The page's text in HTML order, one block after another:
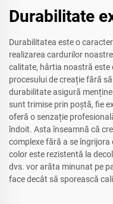
Durabilitate
Durabilitatea este o
realizarea cardurilor
calitate, hârtia noastră este
procesului de creație fără
durabilitate asigură
sunt trimise prin poștă, fie
oferă o senzație
îndoit. Asta înseamnă că
complexe fără a se
color este rezistentă la
dvs. vor arăta minunat pe
face decât să sporească